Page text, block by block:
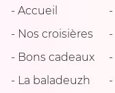
- Accueil
- Nos croisières
- Bons cadeaux
- La baladeuzh
-
-
-
-